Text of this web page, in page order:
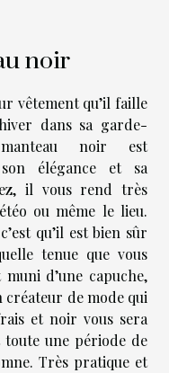
noir
vêtement qu’il faille
dans sa garde-
noir est
élégance et sa
il vous rend très
ou même le lieu.
qu’il est bien sûr
tenue que vous
d’une capuche,
créateur de mode qui
et noir vous sera
une période de
Très pratique et